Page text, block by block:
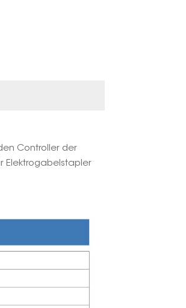
Controller der
Elektrogabelstapler